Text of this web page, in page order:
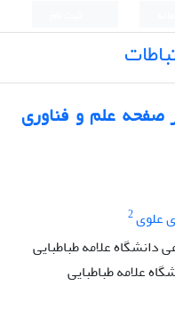
صفحه علم و فناوری
علوی2
دانشگاه علامه طباطبایی
علامه طباطبایی